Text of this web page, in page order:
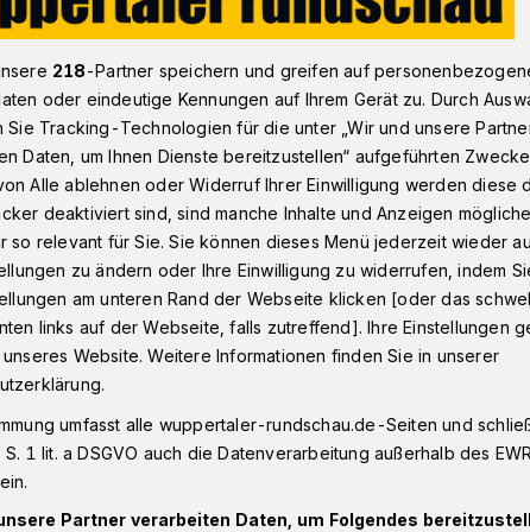
Städtedreieck bringt fast 170.000 Euro
Städtedreieck
Euro
in diesem Jahr als Sternsingerinnen
in Wuppertal, Solingen und
sammelten sie unter dem Motto „Erhebt
Kinderrechte“ 167.819,71 Euro und
Euro). Sie unterstützen damit
218-Partner speichern und greifen auf
oder eindeutige Kennungen auf Ihrem Gerät zu. Durch
Sie Tracking-Technologien für die unter „Wir und unsere
Daten, um Ihnen Dienste bereitzustellen“ aufgeführten
Alle ablehnen oder Widerruf Ihrer Einwilligung werden diese
deaktiviert sind, sind manche Inhalte und Anzeigen
so relevant für Sie. Sie können dieses Menü jederzeit wieder
zu ändern oder Ihre Einwilligung zu widerrufen, indem
am unteren Rand der Webseite klicken [oder das
links auf der Webseite, falls zutreffend]. Ihre Einstellungen
Website. Weitere Informationen finden Sie in unserer
umfasst alle wuppertaler-rundschau.de-Seiten und
1 lit. a DSGVO auch die Datenverarbeitung außerhalb des
Partner verarbeiten Daten, um Folgendes